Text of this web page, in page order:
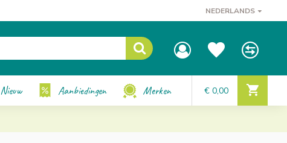
NEDERLANDS
Nieuw Aanbiedingen Merken € 0,00